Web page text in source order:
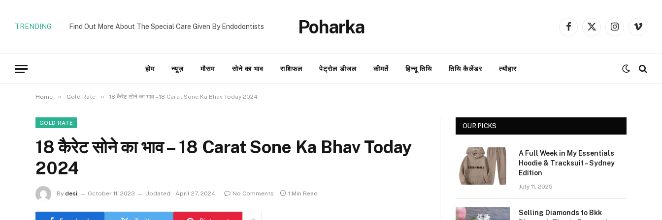
TRENDING Find Out More About The Special Care Given By Endodontists Poharka Facebook
X
InstagramVimeo
होम न्यूज़ मौसम सोने का भाव राशिफल पेट्रोल डीजल कीमतें हिन्दू तिथि तिथि कैलेंडर त्यौहार
Home » Gold Rate » 18 कैरेट सोने का भाव – 18 Carat Sone Ka Bhav Today 2024
GOLD RATE
18 कैरेट सोने का भाव – 18 Carat Sone Ka Bhav Today
2024
By desi October 11, 2023 Updated: April 27, 2024 No Comments 1 Min Read
OUR PICKS
A Full Week in My Essentials
Hoodie & Tracksuit – Sydney
Edition
July 11, 2025
Selling Diamonds to Bkk